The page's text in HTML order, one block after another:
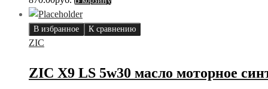
В избранное К сравнению
ZIC
ZIC X9 LS 5w30 масло моторное